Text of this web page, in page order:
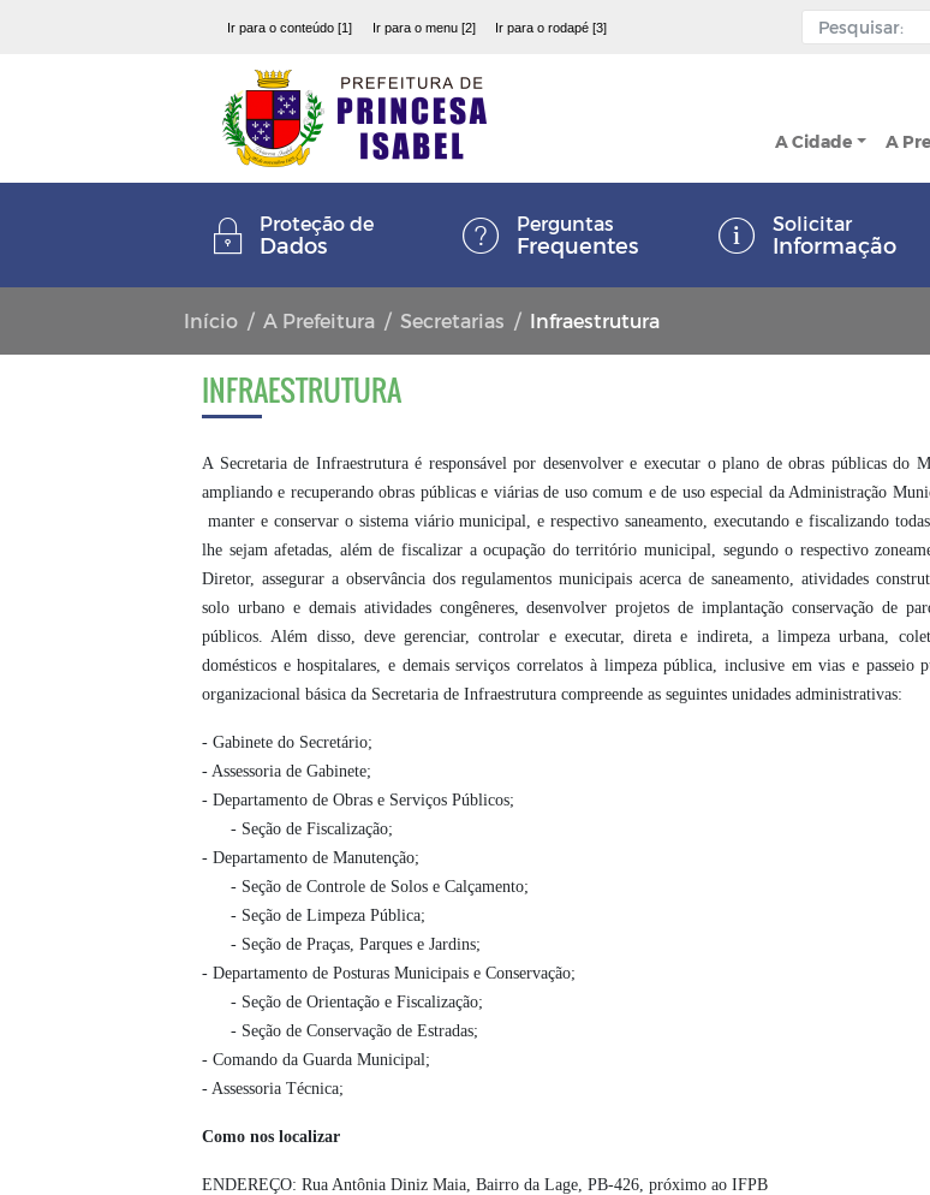
Ir para o conteúdo [1] Ir para o menu [2] Ir para o rodapé [3]
A Cidade A
Proteção de
Dados
Perguntas
Frequentes
Solicitar
Informação
Início A Prefeitura Secretarias Infraestrutura
INFRAESTRUTURA
A Secretaria de Infraestrutura é responsável por desenvolver e executar o plano de obras públicas do
ampliando e recuperando obras públicas e viárias de uso comum e de uso especial da Administração
manter e conservar o sistema viário municipal, e respectivo saneamento, executando e fiscalizando
lhe sejam afetadas, além de fiscalizar a ocupação do território municipal, segundo o respectivo
Diretor, assegurar a observância dos regulamentos municipais acerca de saneamento, atividades
solo urbano e demais atividades congêneres, desenvolver projetos de implantação conservação de
públicos. Além disso, deve gerenciar, controlar e executar, direta e indireta, a limpeza urbana,
domésticos e hospitalares, e demais serviços correlatos à limpeza pública, inclusive em vias e passeio
organizacional básica da Secretaria de Infraestrutura compreende as seguintes unidades administrativas:
- Gabinete do Secretário;
- Assessoria de Gabinete;
- Departamento de Obras e Serviços Públicos;
- Seção de Fiscalização;
- Departamento de Manutenção;
- Seção de Controle de Solos e Calçamento;
- Seção de Limpeza Pública;
- Seção de Praças, Parques e Jardins;
- Departamento de Posturas Municipais e Conservação;
- Seção de Orientação e Fiscalização;
- Seção de Conservação de Estradas;
- Comando da Guarda Municipal;
- Assessoria Técnica;
Como nos localizar
ENDEREÇO: Rua Antônia Diniz Maia, Bairro da Lage, PB-426, próximo ao IFPB